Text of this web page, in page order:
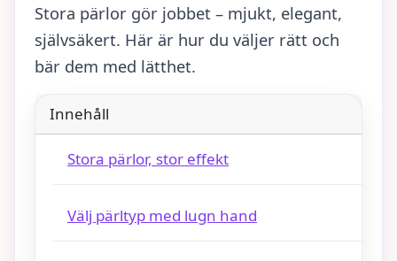
Stora pärlor gör jobbet – mjukt, elegant,
självsäkert. Här är hur du väljer rätt och
bär dem med lätthet.
Innehåll
Stora pärlor, stor effekt
Välj pärltyp med lugn hand